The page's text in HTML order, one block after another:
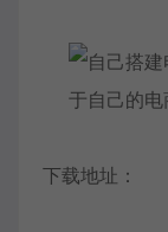
下载地址：